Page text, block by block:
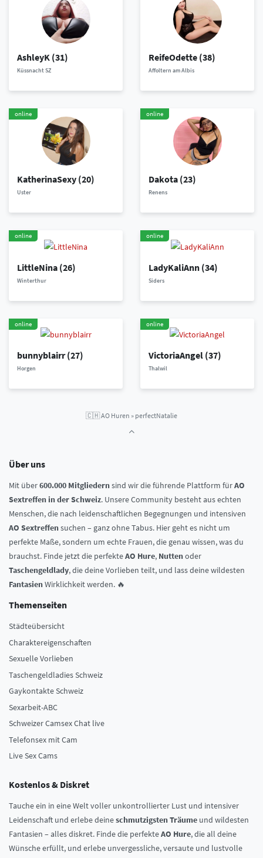
AshleyK (31)
Küssnacht SZ
ReifeOdette (38)
Affoltern am Albis
online
KatherinaSexy (20)
Uster
online
Dakota (23)
Renens
online
LittleNina (26)
Winterthur
online
LadyKaliAnn (34)
Siders
online
bunnyblairr (27)
Horgen
online
VictoriaAngel (37)
Thalwil
🇨🇭AO Huren » perfectNatalie
Über uns
Mit über600.000 Mitgliedernsind wir die führende Plattform fürAO
Sextreffen in der Schweiz. Unsere Community besteht aus echten
Menschen, die nach leidenschaftlichen Begegnungen und intensiven
AO Sextreffensuchen – ganz ohne Tabus. Hier geht es nicht um
perfekte Maße, sondern um echte Frauen, die genau wissen, was du
brauchst. Finde jetzt die perfekteAO Hure, Nuttenoder
Taschengeldlady, die deine Vorlieben teilt, und lass deine wildesten
FantasienWirklichkeit werden. 🔥
Themenseiten
Städteübersicht
Charaktereigenschaften
Sexuelle Vorlieben
Taschengeldladies Schweiz
Gaykontakte Schweiz
Sexarbeit-ABC
Schweizer Camsex Chat live
Telefonsex mit Cam
Live Sex Cams
Kostenlos & Diskret
Tauche ein in eine Welt voller unkontrollierter Lust und intensiver
Leidenschaft und erlebe deineschmutzigsten Träume und wildesten
Fantasien – alles diskret. Finde die perfekteAO Hure, die all deine
Wünsche erfüllt, und erlebe unvergessliche, versaute und lustvolle